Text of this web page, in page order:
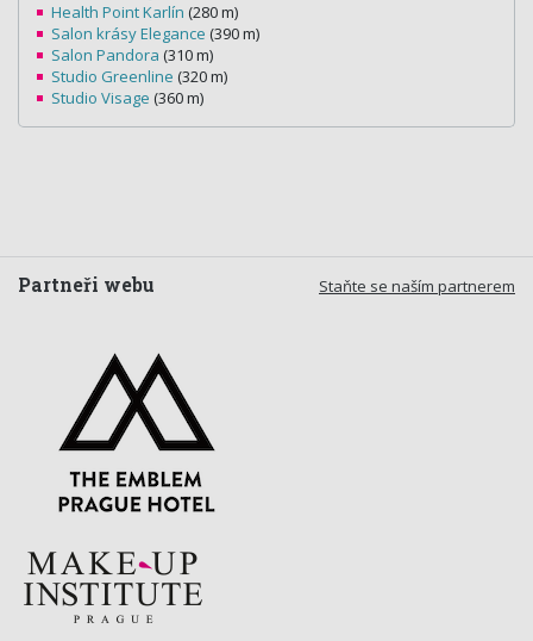
Health Point Karlín (280 m)
Salon krásy Elegance (390 m)
Salon Pandora (310 m)
Studio Greenline (320 m)
Studio Visage (360 m)
Staňte se naším partnerem
Partneři webu